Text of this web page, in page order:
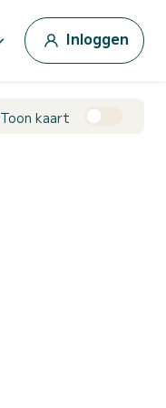
Inloggen
Toon kaart